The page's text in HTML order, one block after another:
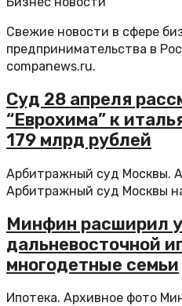
Свежие новости в сфере
предпринимательства в
companews.ru.
Суд 28 апреля
“Еврохима” к
179 млрд рублей
Арбитражный суд Москвы.
Арбитражный суд Москвы
Минфин расширил
дальневосточной
многодетные семьи
Ипотека. Архивное фото